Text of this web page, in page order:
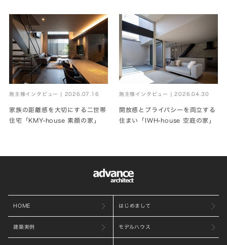
施主様インタビュー | 2026.07.16
家族の距離感を大切にする二世帯
住宅「KMY-house 素顔の家」
施主様インタビュー | 2026.04.30
開放感とプライバシーを両立する
住まい「IWH-house 空庭の家」
HOME はじめまして
建築実例 モデルハウス